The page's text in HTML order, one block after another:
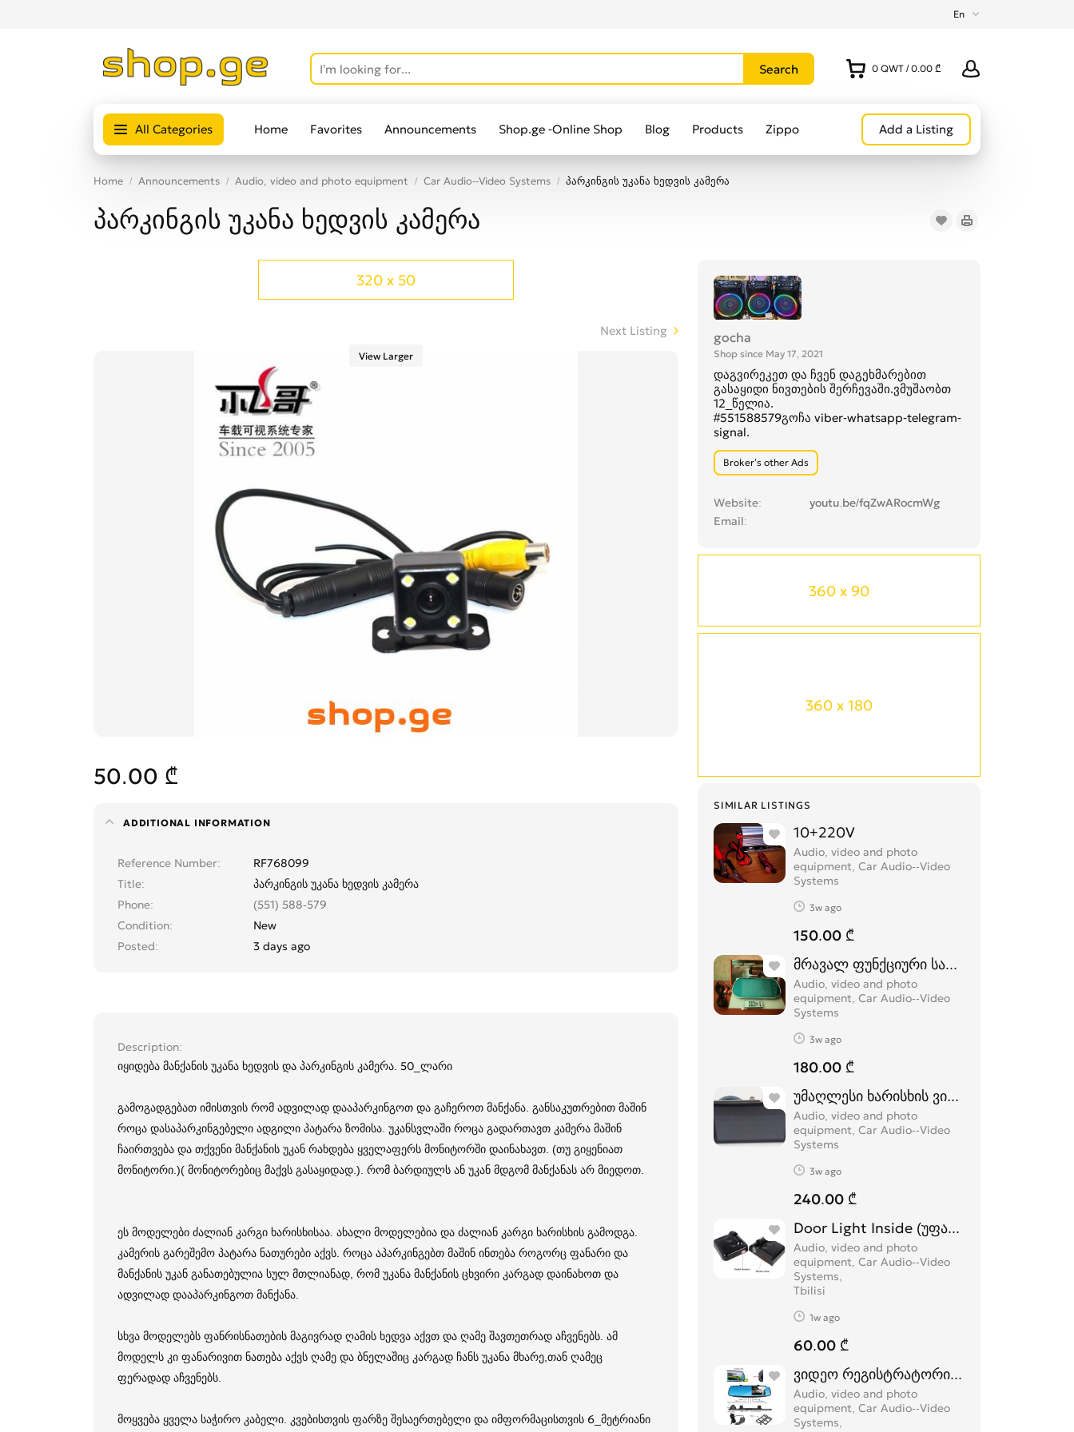
En
0 QWT / 0.00 ₾
All Categories Home Favorites Announcements Shop.ge -Online Shop Blog Products Zippo Add a Listing
Home Announcements Audio, video and photo equipment Car Audio--Video Systems პარკინგის უკანა ხედვის კამერა
პარკინგის უკანა ხედვის კამერა
gocha
Shop since May 17, 2021
დაგვირეკეთ და ჩვენ დაგეხმარებით
გასაყიდი ნივთების შერჩევაში.ვმუშაობთ
12_წელია.
#551588579გოჩა viber-whatsapp-telegram-
signal.
Broker’s other Ads
Website
youtu.be/fqZwARocmWg
Email
360 x 90
360 x 180
SIMILAR LISTINGS
10+220V
Audio, video and photo
equipment, Car Audio--Video
Systems
3w ago
150.00 ₾
მრავალ ფუნქციური სარკე მონიტორი
Audio, video and photo
equipment, Car Audio--Video
Systems
3w ago
180.00 ₾
უმაღლესი ხარისხის ვიდეო
Audio, video and photo
equipment, Car Audio--Video
Systems
3w ago
240.00 ₾
Door Light Inside (უფასო მიწოდებით)
Audio, video and photo
equipment, Car Audio--Video
Systems
Tbilisi
1w ago
60.00 ₾
ვიდეო რეგისტრატორი უკანა ხედვის
Audio, video and photo
equipment, Car Audio--Video
Systems
320 x 50
Next Listing
View Larger
50.00 ₾
ADDITIONAL INFORMATION
Reference Number
RF768099
Title
პარკინგის უკანა ხედვის კამერა
Phone
(551) 588-579
Condition
New
Posted
3 days ago
Description
იყიდება მანქანის უკანა ხედვის და პარკინგის კამერა. 50_ლარი
გამოგადგებათ იმისთვის რომ ადვილად დააპარკინგოთ და გაჩეროთ მანქანა. განსაკუთრებით მაშინ
როცა დასაპარკინგებელი ადგილი პატარა ზომისა. უკანსვლაში როცა გადართავთ კამერა მაშინ
ჩაირთვება და თქვენი მანქანის უკან რახდება ყველაფერს მონიტორში დაინახავთ. (თუ გიყენიათ
მონიტორი.)( მონიტორებიც მაქვს გასაყიდად.). რომ ბარდიულს ან უკან მდგომ მანქანას არ მიედოთ.
ეს მოდელები ძალიან კარგი ხარისხისაა. ახალი მოდელებია და ძალიან კარგი ხარისხის გამოდგა.
კამერის გარეშემო პატარა ნათურები აქვს. როცა აპარკინგებთ მაშინ ინთება როგორც ფანარი და
მანქანის უკან განათებულია სულ მთლიანად, რომ უკანა მანქანის ცხვირი კარგად დაინახოთ და
ადვილად დააპარკინგოთ მანქანა.
სხვა მოდელებს ფანრისნათების მაგივრად ღამის ხედვა აქვთ და ღამე შავთეთრად აჩვენებს. ამ
მოდელს კი ფანარივით ნათება აქვს ღამე და ბნელაშიც კარგად ჩანს უკანა მხარე,თან ღამეც
ფერადად აჩვენებს.
მოყვება ყველა საჭირო კაბელი. კვებისთვის ფარზე შესაერთებელი და იმფორმაცისთვის 6_მეტრიანი